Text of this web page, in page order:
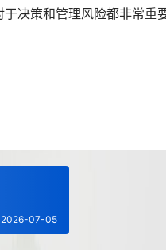
决策和管理风险都非常重要
2026-07-05